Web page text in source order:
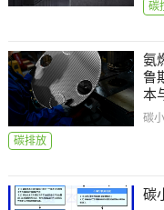
碳
氨
鲁
本
碳
碳排放
碳